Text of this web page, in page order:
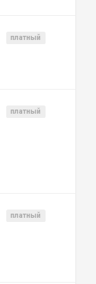
платный
платный
платный